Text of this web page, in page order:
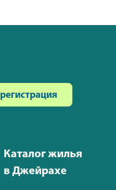
Каталог жилья
в Джейрахе
регистрация